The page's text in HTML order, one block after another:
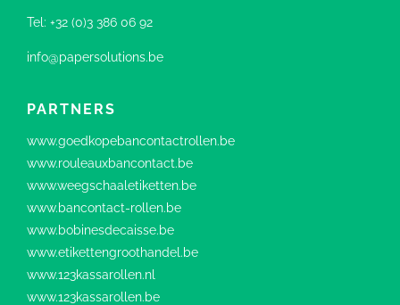
Tel: +32 (0)3 386 06 92
info@papersolutions.be
PARTNERS
www.goedkopebancontactrollen.be
www.rouleauxbancontact.be
www.weegschaaletiketten.be
www.bancontact-rollen.be
www.bobinesdecaisse.be
www.etikettengroothandel.be
www.123kassarollen.nl
www.123kassarollen.be